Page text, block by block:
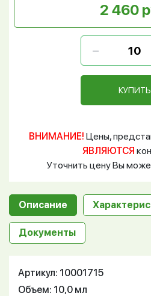
2 460
КУПИТЬ
ВНИМАНИЕ! Цены,
ЯВЛЯЮТСЯ
Уточнить цену Вы
Описание
Документы
Артикул: 10001715
Объем: 10,0 мл